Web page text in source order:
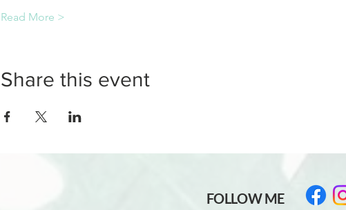
Read More >
Share this event
FOLLOW ME